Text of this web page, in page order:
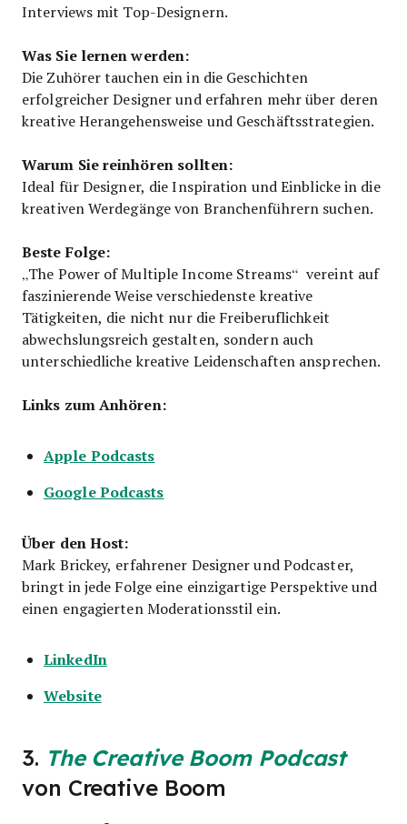
Interviews mit Top-Designern.
Was Sie lernen werden:
Die Zuhörer tauchen ein in die Geschichten
erfolgreicher Designer und erfahren mehr über deren
kreative Herangehensweise und Geschäftsstrategien.
Warum Sie reinhören sollten:
Ideal für Designer, die Inspiration und Einblicke in die
kreativen Werdegänge von Branchenführern suchen.
Beste Folge:
„The Power of Multiple Income Streams“ vereint auf
faszinierende Weise verschiedenste kreative
Tätigkeiten, die nicht nur die Freiberuflichkeit
abwechslungsreich gestalten, sondern auch
unterschiedliche kreative Leidenschaften ansprechen.
Links zum Anhören:
Apple Podcasts
Google Podcasts
Über den Host:
Mark Brickey, erfahrener Designer und Podcaster,
bringt in jede Folge eine einzigartige Perspektive und
einen engagierten Moderationsstil ein.
LinkedIn
Website
3. The Creative Boom Podcast
von Creative Boom